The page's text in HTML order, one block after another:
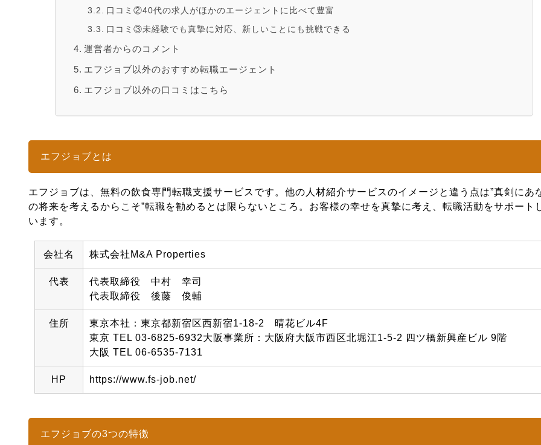
口コミ②40代の求人がほかのエージェントに比べて豊富
口コミ③未経験でも真摯に対応、新しいことにも挑戦できる
運営者からのコメント
エフジョブ以外のおすすめ転職エージェント
エフジョブ以外の口コミはこちら
エフジョブとは
エフジョブは、無料の飲食専門転職支援サービスです。他の人材紹介サービスのイメージと違う点は”真剣にあ
の将来を考えるからこそ”転職を勧めるとは限らないところ。お客様の幸せを真摯に考え、転職活動をサポート
います。
会社名 株式会社M&A Properties
代表
代表取締役 中村 幸司
代表取締役 後藤 俊輔
住所
東京本社：東京都新宿区西新宿1-18-2 晴花ビル4F
東京 TEL 03-6825-6932大阪事業所：大阪府大阪市西区北堀江1-5-2 四ツ橋新興産ビル 9階
大阪 TEL 06-6535-7131
HP https://www.fs-job.net/
エフジョブの3つの特徴